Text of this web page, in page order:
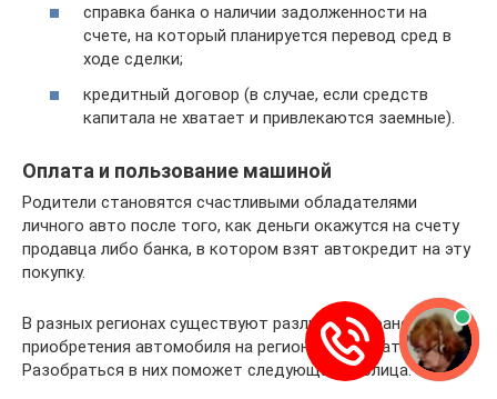
справка банка о наличии задолженности на
счете, на который планируется перевод сред в
ходе сделки;
кредитный договор (в случае, если средств
капитала не хватает и привлекаются заемные).
Оплата и пользование машиной
Родители становятся счастливыми обладателями
личного авто после того, как деньги окажутся на счету
продавца либо банка, в котором взят автокредит на эту
покупку.
В разных регионах существуют различные нюансы
приобретения автомобиля на региональный маткапитал.
Разобраться в них поможет следующая таблица.